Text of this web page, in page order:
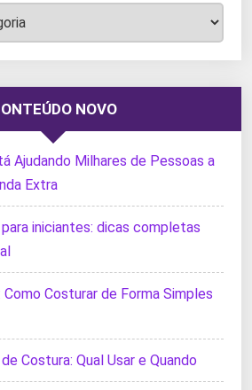
NOVO
Ajudando Milhares de Pessoas a
Extra
iniciantes: dicas completas
Como Costurar de Forma Simples
Costura: Qual Usar e Quando